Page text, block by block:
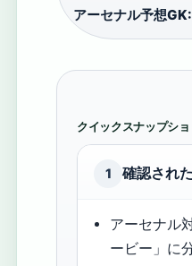
アーセナル予想GK:
クイックスナップショ
1 確認され
アーセナル
ービー」に